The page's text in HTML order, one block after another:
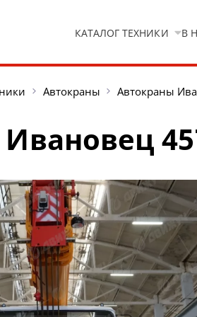
КАТАЛОГ ТЕХНИКИ В
Автокраны Автокраны